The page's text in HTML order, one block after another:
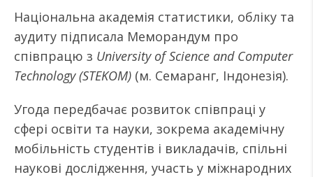
Національна академія статистики, обліку та
аудиту підписала Меморандум про
співпрацю з University of Science and Computer
Technology (STEKOM) (м. Семаранг, Індонезія).
Угода передбачає розвиток співпраці у
сфері освіти та науки, зокрема академічну
мобільність студентів і викладачів, спільні
наукові дослідження, участь у міжнародних